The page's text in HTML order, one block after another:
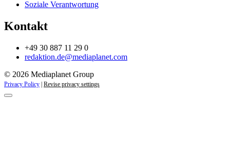
Soziale Verantwortung
Kontakt
+49 30 887 11 29 0
redaktion.de@mediaplanet.com
© 2026 Mediaplanet Group
Privacy Policy Revise privacy settings